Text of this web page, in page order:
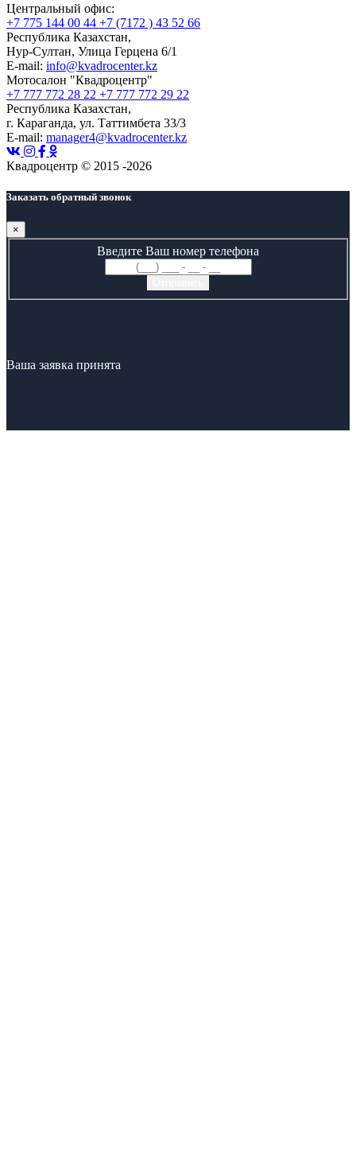
Центральный офис:
+7 775 144 00 44 +7 (7172 ) 43 52 66
Республика Казахстан,
Нур-Султан, Улица Герцена 6/1
E-mail: info@kvadrocenter.kz
Мотосалон "Квадроцентр"
+7 777 772 28 22 +7 777 772 29 22
Республика Казахстан,
г. Караганда, ул. Таттимбета 33/3
E-mail: manager4@kvadrocenter.kz
Квадроцентр © 2015 -2026
Заказать обратный звонок
×
Введите Ваш номер телефона
Ваша заявка принята